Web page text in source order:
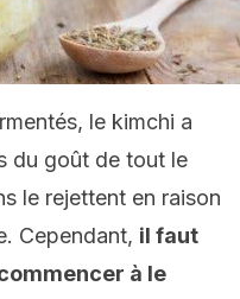
le kimchi a
du goût de tout le
le rejettent en raison
Cependant, il faut
à le